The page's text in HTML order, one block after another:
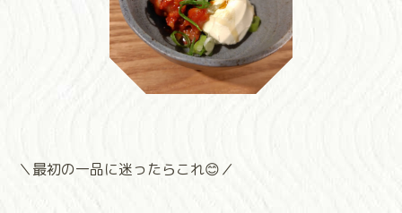
＼最初の一品に迷ったらこれ😊／